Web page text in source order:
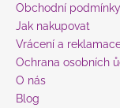
Obchodní podmínky
Jak nakupovat
Vrácení a
Ochrana osobních
O nás
Blog